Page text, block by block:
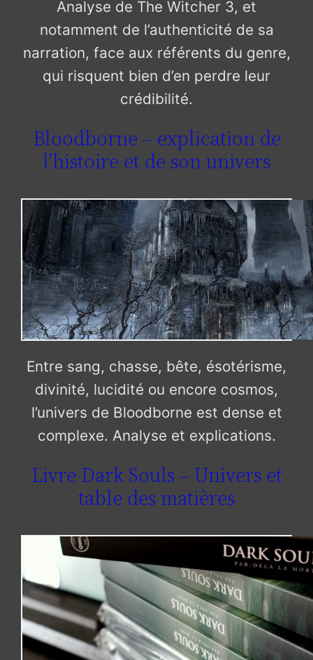
Analyse de The Witcher 3, et
notamment de l’authenticité de sa
narration, face aux référents du genre,
qui risquent bien d’en perdre leur
crédibilité.
Bloodborne – explication de
l’histoire et de son univers
Entre sang, chasse, bête, ésotérisme,
divinité, lucidité ou encore cosmos,
l’univers de Bloodborne est dense et
complexe. Analyse et explications.
Livre Dark Souls – Univers et
table des matières